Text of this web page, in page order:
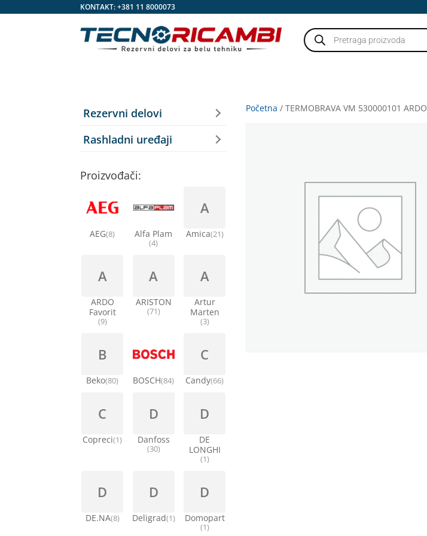
KONTAKT:+381 11 8000073
Products
search
Početna / TERMOBRAVA VM 530000101 ARDO
Rezervni delovi
Rashladni uređaji
Proizvođači:
AEG(8) Alfa Plam
(4)
A
Amica(21)
A
ARDO
Favorit
(9)
A
ARISTON
(71)
A
Artur
Marten
(3)
B
Beko(80) BOSCH(84)
C
Candy(66)
C
Copreci(1)
D
Danfoss
(30)
D
DE
LONGHI
(1)
D
DE.NA(8)
D
Deligrad(1)
D
Domopart
(1)